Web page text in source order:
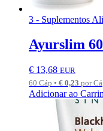
3 - Suplementos
Ayurslim
€ 13,68 EUR
60 Cáp • € 0,23 por
Adicionar ao